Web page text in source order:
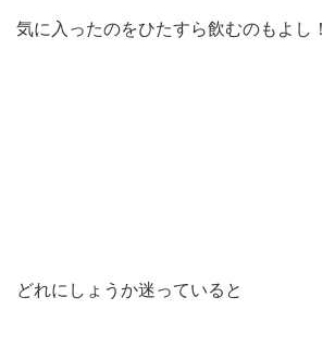
気に入ったのをひたすら飲むのもよし！
どれにしょうか迷っていると